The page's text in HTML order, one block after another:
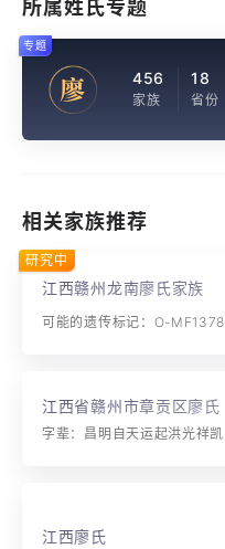
所属姓氏专题
廖 456
家族
18
省份
专题
相关家族推荐
江西赣州龙南廖氏家族
可能的遗传标记：O-MF1378
研究中
江西省赣州市章贡区廖氏
字辈：昌明自天运起洪光祥凯
江西廖氏